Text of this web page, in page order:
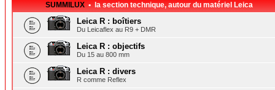
SUMMILUX • la section technique, autour du matériel Leica
Leica R : boîtiers
Du Leicaflex au R9 + DMR
Leica R : objectifs
Du 15 au 800 mm
Leica R : divers
R comme Reflex